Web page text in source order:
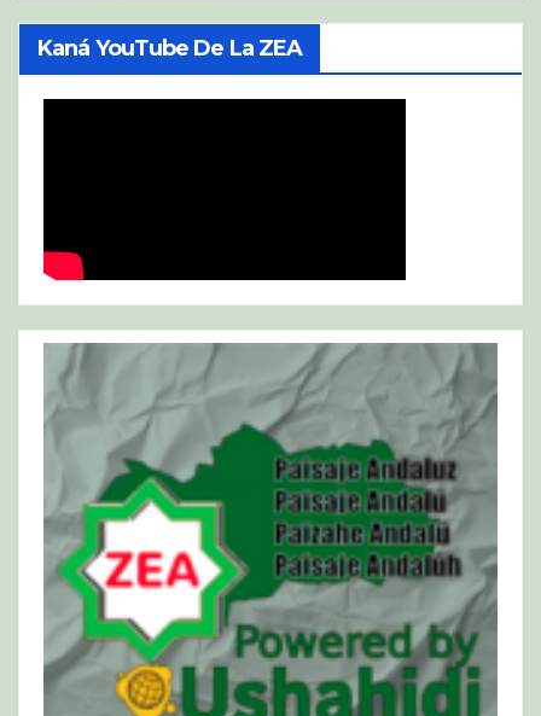
Kaná YouTube De La ZEA